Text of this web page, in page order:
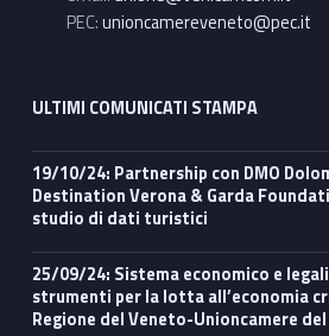
PEC:unioncamereveneto@pec.it
ULTIMI COMUNICATI STAMPA
19/10/24: Partnership con DMO Dolomiti Bellunesi e
Destination Verona & Garda
studio di dati turistici
25/09/24: Sistema economico e legalità, regole e
strumenti per la lotta all’economia
Regione del Veneto-Unioncamere